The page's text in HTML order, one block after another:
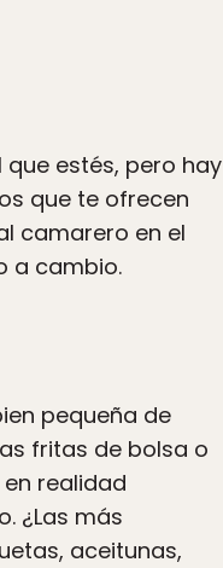
que estés, pero hay
que te ofrecen
camarero en el
a cambio.
pequeña de
fritas de bolsa o
realidad
¿Las más
aceitunas,